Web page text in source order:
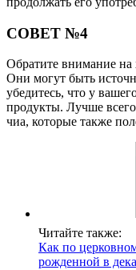
СОВЕТ №4
Обратите внимание на
Они могут быть
убедитесь, что у
продукты. Лучше
чиа, которые также
Читайте также:
Как по
рожденной в